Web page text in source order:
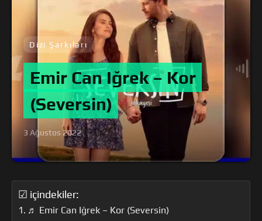
Dizi Şarkıları
Emir Can Iğrek – Kor
(Seversin)
3 Ağustos 2022
☑ içindekiler:
♬ Emir Can Iğrek – Kor (Seversin)